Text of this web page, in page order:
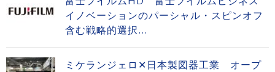
イノベーションのパーシャル・スピンオフ
含む戦略的選択...
ミケランジェロ✕日本製図器工業 オープ